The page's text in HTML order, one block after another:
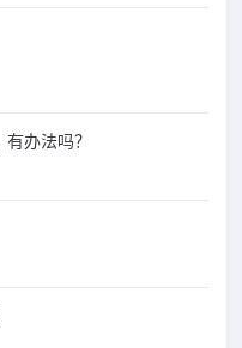
办法吗？